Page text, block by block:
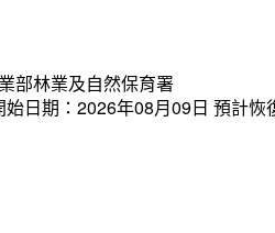
部林業及自然保育署
始日期：2026年08月09日 預計